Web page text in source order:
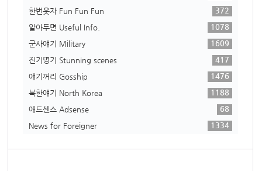
한번웃자 Fun Fun Fun
372
알아두면 Useful Info.
1078
군사얘기 Military
1609
진기명기 Stunning scenes
417
얘기꺼리 Gosship
1476
북한얘기 North Korea
1188
애드센스 Adsense
68
News for Foreigner
1334